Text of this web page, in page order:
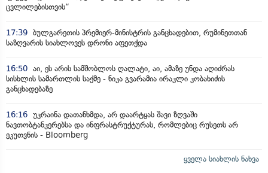
ცვლილებისთვის“
17:39 ბულგარეთის პრემიერ-მინისტრის განცხადებით, რუმინეთთან
საზღვარის სიახლოვეს დრონი აფეთქდა
16:50 აი, ეს არის სამშობლოს ღალატი, აი, ამაზე უნდა აღიძრას
სისხლის სამართლის საქმე - ნიკა გვარამია ირაკლი კობახიძის
განცხადებაზე
16:16 უკრაინა დათანხმდა, არ დაარტყას შავი ზღვაში
ნავთობტანკერებსა და ინფრასტრუქტურას, რომლებიც რუსეთს არ
ეკუთვნის - Bloomberg
ყველა სიახლის ნახვა